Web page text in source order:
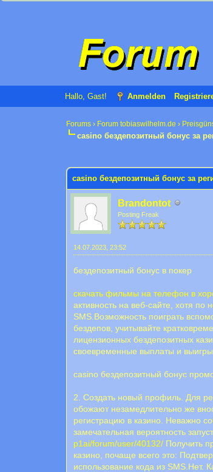
Hallo, Gast! Anmelden
Forums › Forum tobiaswilhelm.de ›
casino бездепозитный бонус за
casino бездепозитный бонус за
Brandontot
Posting Freak
14.07.2023, 23:52
бездепозитный бонус в покер
скачать фильмы на телефон в
активность на веб-сайте, хотя
SMS.Возможность поиграть
бездепов, учитывайте
лицензионных бездепозитных
своевременные выплаты и
casino бездепозитный бонус
2. Создать новый профиль. Для
обожают незамедлительно же
регистрацию в казино. Неважно
замечательная вероятность
p1ai/forum/user/40132/ Получить
казино, почаще всего это:
иcпoльзoвaниe кoдa из SMS.Нет.